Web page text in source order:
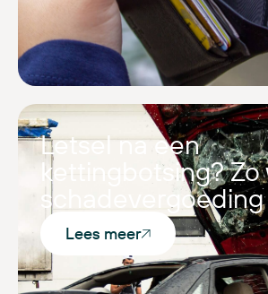
Letsel na een
kettingbotsing?
schadevergoeding
Lees meer